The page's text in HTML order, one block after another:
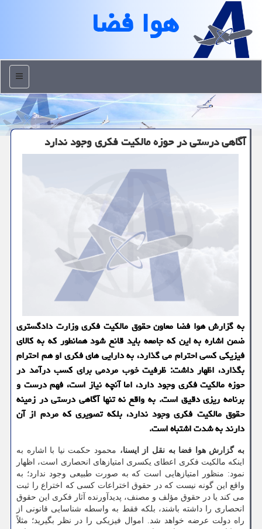
هوا فضا
منو
آگاهی درستی در حوزه مالکیت فکری وجود ندارد
به گزارش هوا فضا معاون حقوق مالکیت فکری وزارت دادگستری
ضمن اشاره به این که جامعه باید قانع شود همانطور که به کالای
فیزیکی کسی احترام می گذارد، به دارایی های فکری او هم احترام
بگذارد، اظهار داشت: ظرفیت خوب مردمی برای کسب درآمد در
حوزه مالکیت فکری وجود دارد، اما آنچه نیاز است، فهم درست و
برنامه ریزی دقیق است. به واقع نه تنها آگاهی درستی در زمینه
حقوق مالکیت فکری وجود ندارد، بلکه تصویری که مردم از آن
دارند به شدت اشتباه است.
به گزارش هوا فضا به نقل از ایسنا، محمود حکمت نیا با اشاره به
اینکه مالکیت فکری اعطای یکسری امتیازهای انحصاری است، اظهار
نمود: منظور امتیازهایی است که به صورت طبیعی وجود ندارد؛ به
واقع این گونه نیست که در حقوق اختراعات کسی که اختراع را ثبت
می کند یا در حقوق مؤلف و مصنف، پدیدآورنده آثار فکری این حقوق
انحصاری را داشته باشند، بلکه فقط به واسطه شناسایی قانونی از
راه دولت عرضه خواهد شد. اموال فیزیکی را در نظر بگیرید؛ مثلاً